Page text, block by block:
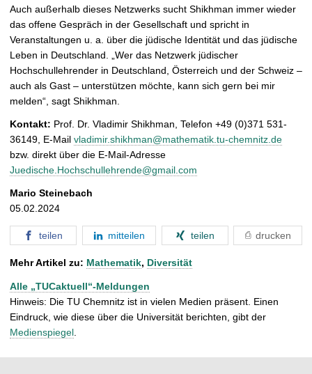
Auch außerhalb dieses Netzwerks sucht Shikhman immer wieder
das offene Gespräch in der Gesellschaft und spricht in
Veranstaltungen u. a. über die jüdische Identität und das jüdische
Leben in Deutschland. „Wer das Netzwerk jüdischer
Hochschullehrender in Deutschland, Österreich und der Schweiz –
auch als Gast – unterstützen möchte, kann sich gern bei mir
melden“, sagt Shikhman.
Kontakt: Prof. Dr. Vladimir Shikhman, Telefon +49 (0)371 531-
36149, E-Mail vladimir.shikhman@mathematik.tu-chemnitz.de
bzw. direkt über die E-Mail-Adresse
Juedische.Hochschullehrende@gmail.com
Mario Steinebach
05.02.2024
teilen mitteilen teilen drucken
Mehr Artikel zu: Mathematik, Diversität
Alle „TUCaktuell“-Meldungen
Hinweis: Die TU Chemnitz ist in vielen Medien präsent. Einen
Eindruck, wie diese über die Universität berichten, gibt der
Medienspiegel